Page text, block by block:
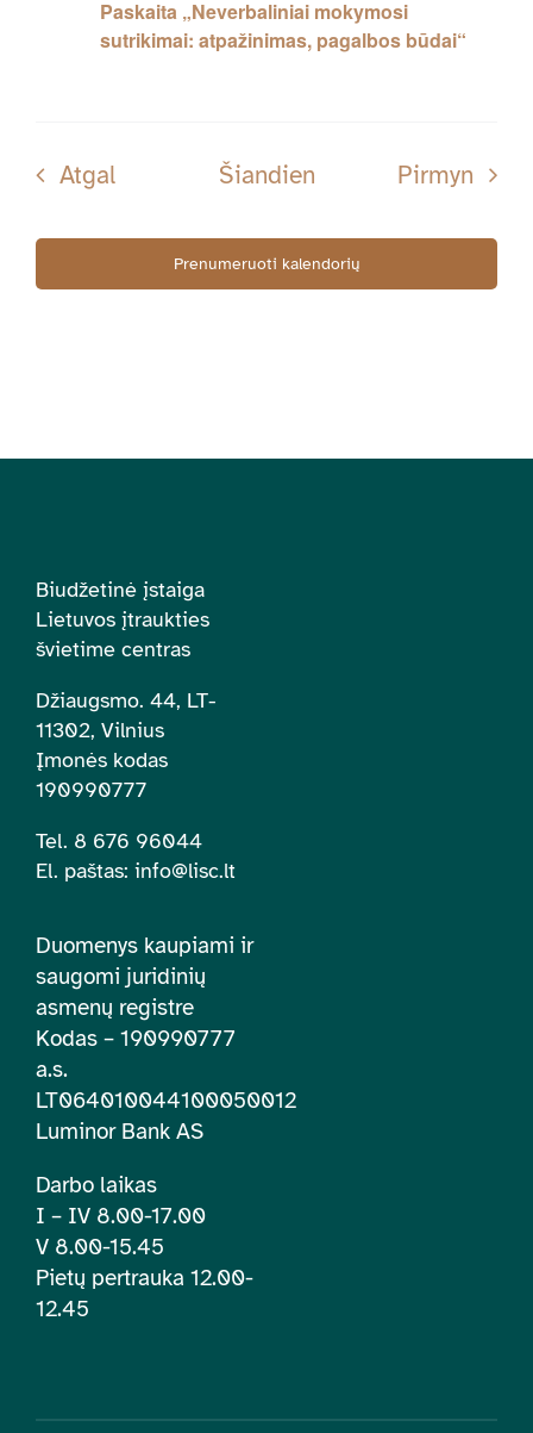
Paskaita „Neverbaliniai mokymosi
sutrikimai: atpažinimas, pagalbos būdai“
AtgalRenginiai Šiandien Pirmyn
Prenumeruoti kalendorių
Biudžetinė įstaiga
Lietuvos įtraukties
švietime centras
Džiaugsmo. 44, LT-
11302, Vilnius
Įmonės kodas
190990777
Tel. 8 676 96044
El. paštas: info@lisc.lt
Duomenys kaupiami ir
saugomi juridinių
asmenų registre
Kodas – 190990777
a.s.
LT064010044100050012
Luminor Bank AS
Darbo laikas
I – IV 8.00-17.00
V 8.00-15.45
Pietų pertrauka 12.00-
12.45